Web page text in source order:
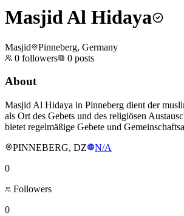
Masjid Al Hidaya
Masjid
Pinneberg, Germany
0 followers 0 posts
About
Masjid Al Hidaya in Pinneberg dient der
als Ort des Gebets und des religiösen
bietet regelmäßige Gebete und
PINNEBERG, DZ
N/A
0
Followers
0